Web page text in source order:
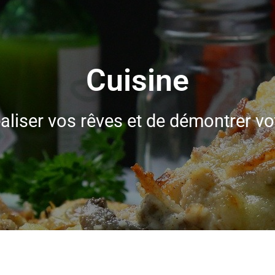
Cuisine
vos rêves et de démontrer
par l'utilisation d'un
En Savoir plus ...